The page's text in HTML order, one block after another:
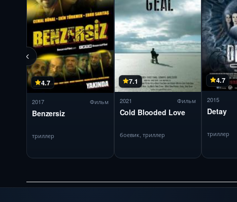
4.7
2017 Фильм
Benzersiz
триллер
7.1
2021 Фильм
Cold Blooded Love
боевик, триллер
4.7
2015
Detay
триллер